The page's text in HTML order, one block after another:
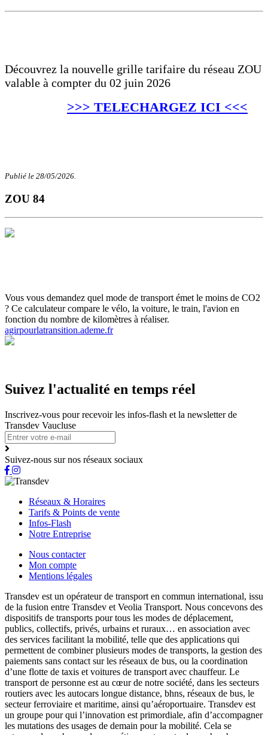
Découvrez la nouvelle grille tarifaire du réseau ZOU
valable à compter du 02 juin 2026
>>> TELECHARGEZ ICI <<<
Publié le 28/05/2026.
ZOU 84
Vous vous demandez quel mode de transport émet le moins de CO2
? Ce calculateur compare le vélo, la voiture, le train, l'avion en
fonction du nombre de kilomètres à réaliser.
agirpourlatransition.ademe.fr
Suivez l'actualité en temps réel
Inscrivez-vous pour recevoir les infos-flash et la newsletter de
Transdev Vaucluse
Suivez-nous sur nos réseaux sociaux
Réseaux & Horaires
Tarifs & Points de vente
Infos-Flash
Notre Entreprise
Nous contacter
Mon compte
Mentions légales
Transdev est un opérateur de transport en commun international, issu
de la fusion entre Transdev et Veolia Transport. Nous concevons des
dispositifs de transports pour tous les modes de déplacement,
publics, collectifs, privés, urbains et ruraux… en association avec
des services facilitant la mobilité, telle que des applications qui
permettent de combiner plusieurs modes de transports, la gestion des
paiements sans contact sur les réseaux de bus, ou la coordination
d’une flotte de taxis et voitures de transport avec chauffeur. Le
transport de personne est au cœur de notre société, dans les secteurs
routiers avec les autocars longue distance, bhns, réseaux de bus, le
secteur ferroviaire et maritime, ainsi qu’aéroportuaire. Transdev est
un groupe pour qui l’innovation est primordiale, afin d’accompagner
les mutations des usages de demain pour la mobilité. Cela se